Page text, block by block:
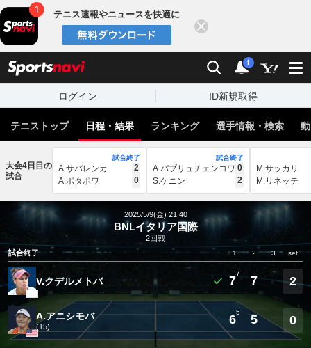
テニス速報やニュースを快適に
検索 通知
i
ログイン ID新規取得
テニストップ 日程・結果 ランキング 選手情報・検索
大会4日目の
試合
試合終了
A.サバレンカ
2
A.ポタポワ
0
試合終了
A.パブリュチェンコワ 0
S.ケニン
2
M.サッカリ
M.リネッテ
2025/5/9(金) 21:40
BNLイタリア国際
2回戦
試合終了
1 2 3 set
V.クデルメトバ 7
7
7 2
A.アニシモバ
(15) 6
5
5 0